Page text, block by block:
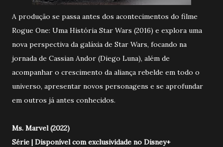
A produção se passa antes dos acontecimentos do filme
Rogue One: Uma História Star Wars (2016) e explora uma
nova perspectiva da galáxia de Star Wars, focando na
jornada de Cassian Andor (Diego Luna), além de
acompanhar o crescimento da aliança rebelde em todo o
universo, apresentar novos personagens e se aprofundar
em outros já antes conhecidos.
Ms. Marvel (2022)
Série | Disponível com exclusividade no Disney+